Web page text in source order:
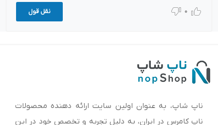
نقل قول 0
ناپ شاپ، به عنوان اولین سایت ارائه‌ دهنده محصولات
ناپ کامرس در ایران، به دلیل تجربه و تخصص خود در این